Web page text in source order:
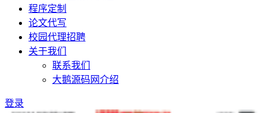
程序定制
论文代写
校园代理招聘
关于我们
联系我们
大鹅源码网介绍
登录